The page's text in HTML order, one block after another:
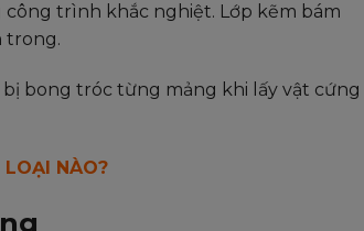
trình khắc nghiệt. Lớp kẽm bám
trong.
bong tróc từng mảng khi lấy vật cứng
LOẠI NÀO?